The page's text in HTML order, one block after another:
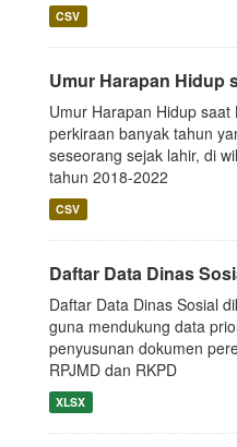
CSV
Umur Harapan Hidup
Umur Harapan Hidup
perkiraan banyak tahun
seseorang sejak lahir, di
tahun 2018-2022
CSV
Daftar Data Dinas
Daftar Data Dinas Sosial
guna mendukung data
penyusunan dokumen
RPJMD dan RKPD
XLSX